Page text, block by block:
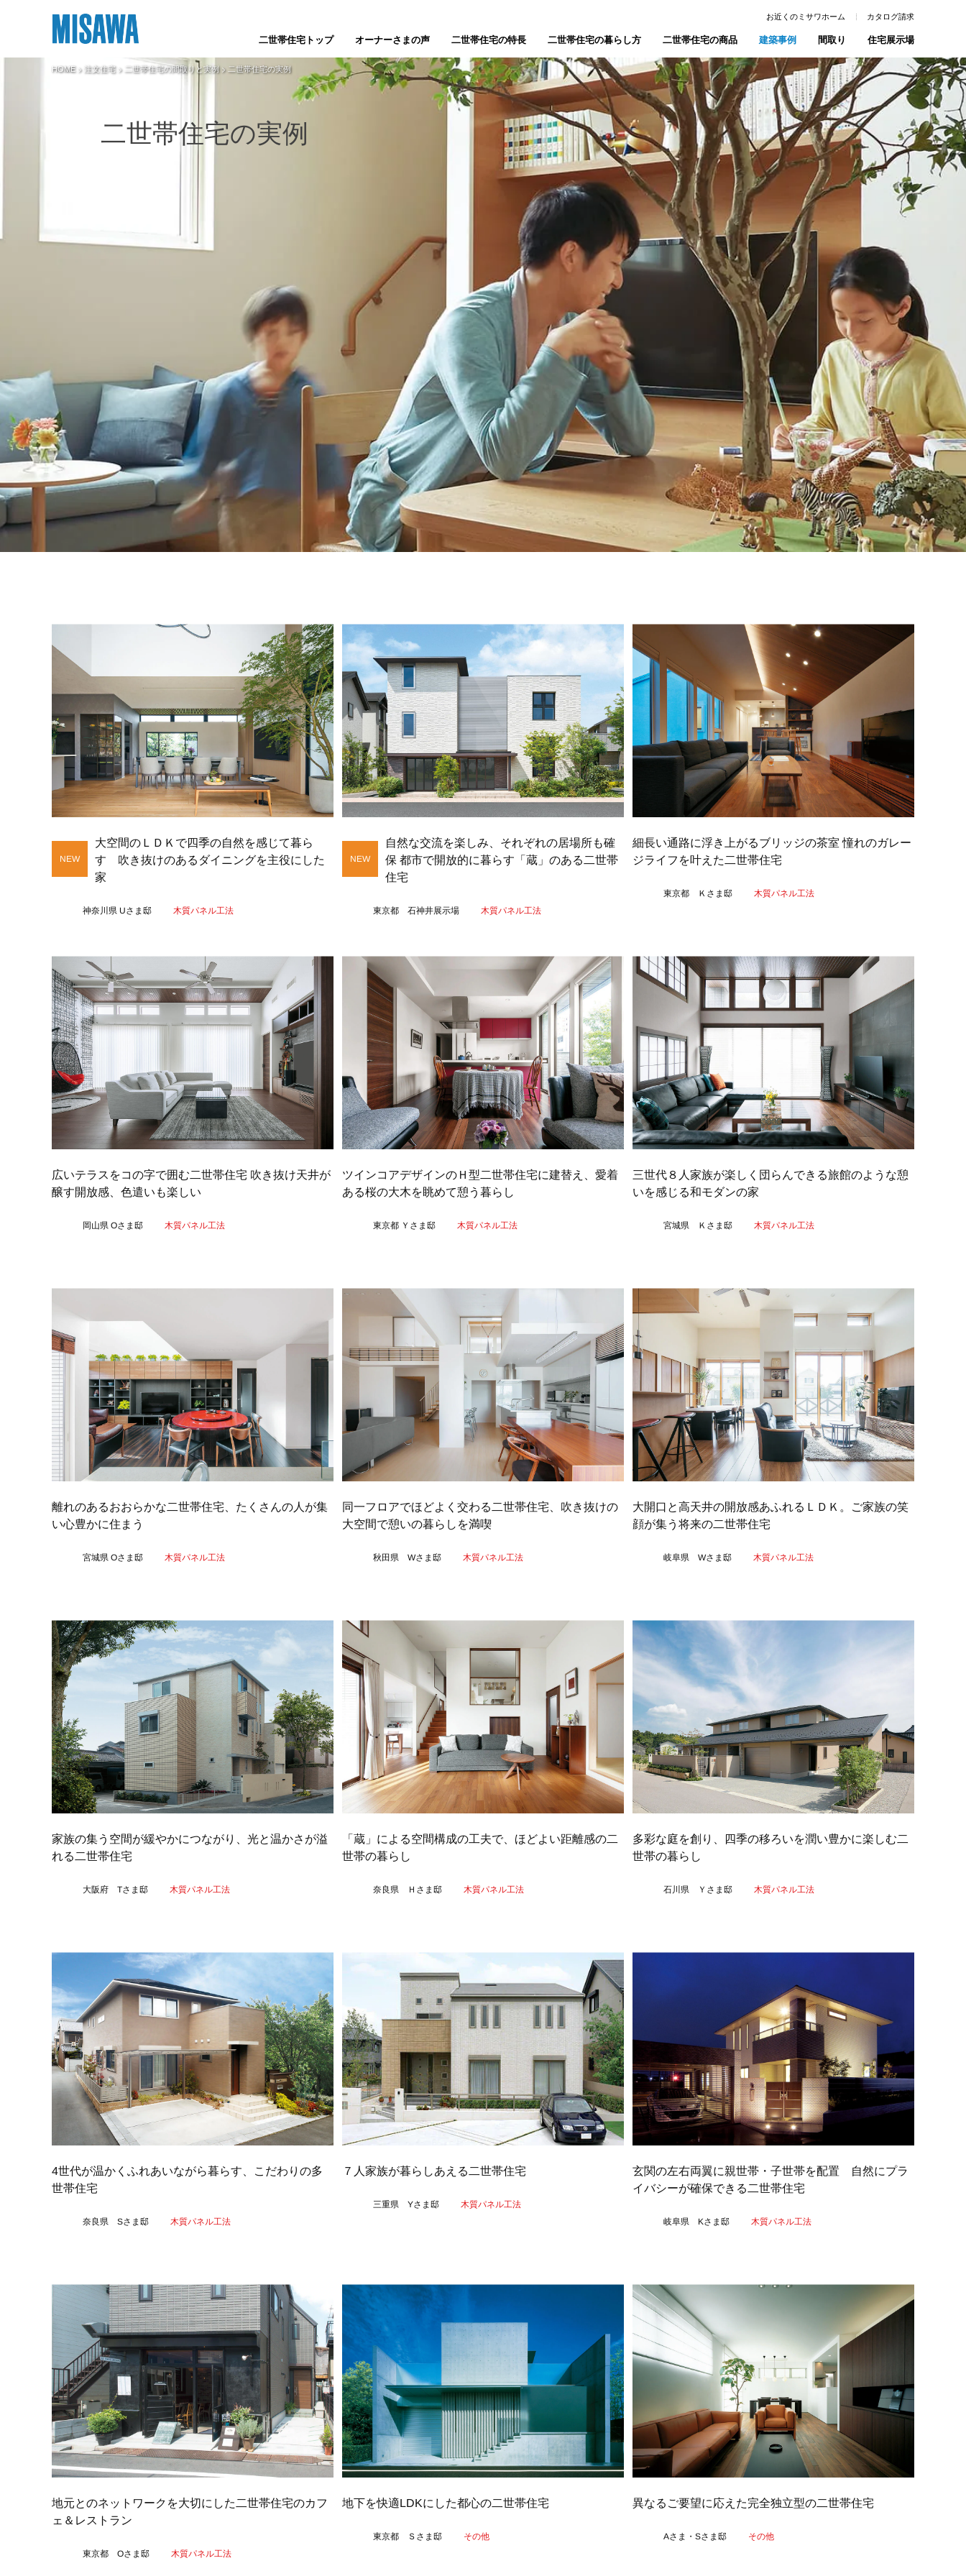
お近くのミサワホーム カタログ請求
二世帯住宅トップ オーナーさまの声 二世帯住宅の特長 二世帯住宅の暮らし方 二世帯住宅の商品 建築事例 間取り 住宅展示場
HOME>注文住宅> 二世帯住宅の間取りと実例> 二世帯住宅の実例
二世帯住宅の実例
大空間のＬＤＫで四季の自然を感じて暮ら
す 吹き抜けのあるダイニングを主役にした
家
神奈川県 Uさま邸 木質パネル工法
自然な交流を楽しみ、それぞれの居場所も確
保 都市で開放的に暮らす「蔵」のある二世帯
住宅
東京都 石神井展示場 木質パネル工法
細長い通路に浮き上がるブリッジの茶室 憧れのガレー
ジライフを叶えた二世帯住宅
東京都 Ｋさま邸 木質パネル工法
広いテラスをコの字で囲む二世帯住宅 吹き抜け天井が
醸す開放感、色遣いも楽しい
岡山県 Oさま邸 木質パネル工法
ツインコアデザインのＨ型二世帯住宅に建替え、愛着
ある桜の大木を眺めて憩う暮らし
東京都 Ｙさま邸 木質パネル工法
三世代８人家族が楽しく団らんできる旅館のような憩
いを感じる和モダンの家
宮城県 Ｋさま邸 木質パネル工法
離れのあるおおらかな二世帯住宅、たくさんの人が集
い心豊かに住まう
宮城県 Oさま邸 木質パネル工法
同一フロアでほどよく交わる二世帯住宅、吹き抜けの
大空間で憩いの暮らしを満喫
秋田県 Wさま邸 木質パネル工法
大開口と高天井の開放感あふれるＬＤＫ。ご家族の笑
顔が集う将来の二世帯住宅
岐阜県 Wさま邸 木質パネル工法
家族の集う空間が緩やかにつながり、光と温かさが溢
れる二世帯住宅
大阪府 Tさま邸 木質パネル工法
「蔵」による空間構成の工夫で、ほどよい距離感の二
世帯の暮らし
奈良県 Ｈさま邸 木質パネル工法
多彩な庭を創り、四季の移ろいを潤い豊かに楽しむ二
世帯の暮らし
石川県 Ｙさま邸 木質パネル工法
4世代が温かくふれあいながら暮らす、こだわりの多
世帯住宅
奈良県 Sさま邸 木質パネル工法
７人家族が暮らしあえる二世帯住宅
三重県 Yさま邸 木質パネル工法
玄関の左右両翼に親世帯・子世帯を配置 自然にプラ
イバシーが確保できる二世帯住宅
岐阜県 Kさま邸 木質パネル工法
地元とのネットワークを大切にした二世帯住宅のカフ
ェ＆レストラン
東京都 Oさま邸 木質パネル工法
地下を快適LDKにした都心の二世帯住宅
東京都 Ｓさま邸 その他
異なるご要望に応えた完全独立型の二世帯住宅
Aさま・Sさま邸 その他